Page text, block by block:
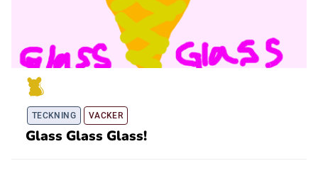
TECKNING VACKER
Glass Glass Glass!